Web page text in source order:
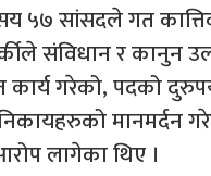
५७ सांसदले गत
संविधान र कानुन
कार्य गरेको, पदको
निकायहरुको
लागेका थिए ।